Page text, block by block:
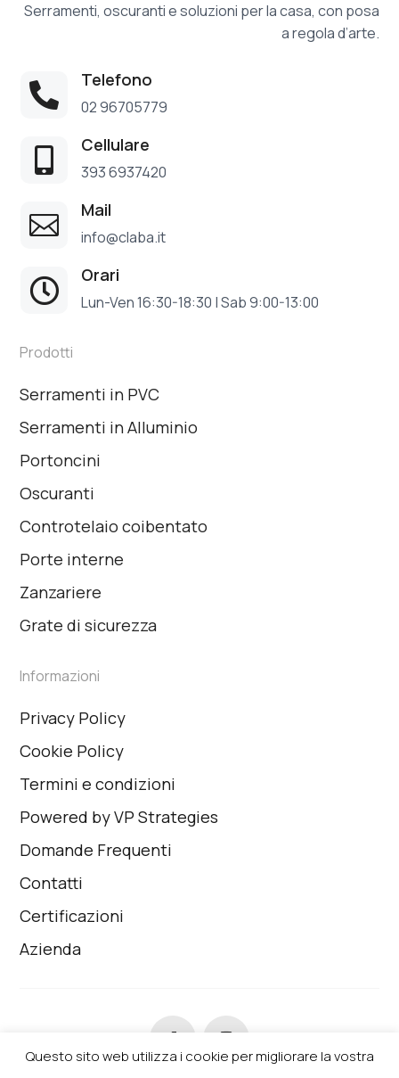
Serramenti, oscuranti e soluzioni per la casa, con posa
a regola d’arte.

Telefono
02 96705779

Cellulare
393 6937420

Mail
info@claba.it

Orari
Lun-Ven 16:30-18:30 | Sab 9:00-13:00
Prodotti
Serramenti in PVC
Serramenti in Alluminio
Portoncini
Oscuranti
Controtelaio coibentato
Porte interne
Zanzariere
Grate di sicurezza
Informazioni
Privacy Policy
Cookie Policy
Termini e condizioni
Powered by VP Strategies
Domande Frequenti
Contatti
Certificazioni
Azienda
Questo sito web utilizza i cookie per migliorare la vostra